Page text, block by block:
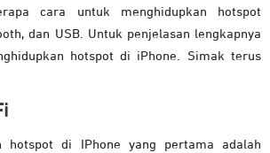
cara untuk menghidupkan hotspot
dan USB. Untuk penjelasan lengkapnya
hotspot di iPhone. Simak terus
hotspot di IPhone yang pertama adalah